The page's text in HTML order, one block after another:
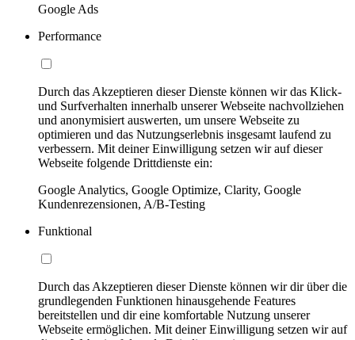
Google Ads
Performance
Durch das Akzeptieren dieser Dienste können wir das Klick-
und Surfverhalten innerhalb unserer Webseite nachvollziehen
und anonymisiert auswerten, um unsere Webseite zu
optimieren und das Nutzungserlebnis insgesamt laufend zu
verbessern. Mit deiner Einwilligung setzen wir auf dieser
Webseite folgende Drittdienste ein:
Google Analytics, Google Optimize, Clarity, Google
Kundenrezensionen, A/B-Testing
Funktional
Durch das Akzeptieren dieser Dienste können wir dir über die
grundlegenden Funktionen hinausgehende Features
bereitstellen und dir eine komfortable Nutzung unserer
Webseite ermöglichen. Mit deiner Einwilligung setzen wir auf